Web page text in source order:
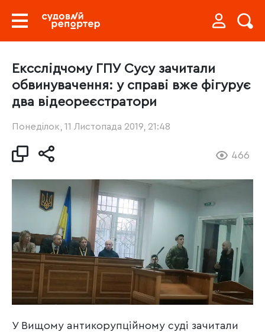
Ексслідчому ГПУ Сусу зачитали
обвинувачення: у справі вже фігурує
два відеореєстратори
Понеділок, 11 Листопада 2019, 21:48
466
У Вищому антикорупційному суді зачитали